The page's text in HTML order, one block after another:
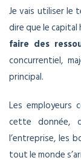
Je vais utiliser le
dire que le capital
faire des
concurrentiel,
principal.
Les employeurs
cette donnée,
l’entreprise, les
tout le monde